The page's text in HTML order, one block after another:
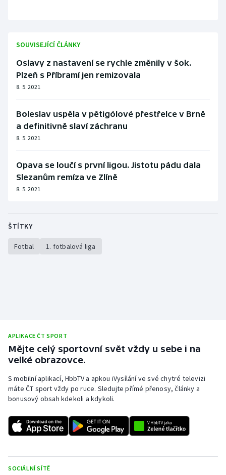
SOUVISEJÍCÍ ČLÁNKY
Oslavy z nastavení se rychle změnily v šok.
Plzeň s Příbramí jen remizovala
8. 5. 2021
Boleslav uspěla v pětigólové přestřelce v Brně
a definitivně slaví záchranu
8. 5. 2021
Opava se loučí s první ligou. Jistotu pádu dala
Slezanům remíza ve Zlíně
8. 5. 2021
ŠTÍTKY
Fotbal 1. fotbalová liga
APLIKACE ČT SPORT
Mějte celý sportovní svět vždy u sebe i na
velké obrazovce.
S mobilní aplikací, HbbTV a apkou iVysílání ve své chytré televizi
máte ČT sport vždy po ruce. Sledujte přímé přenosy, články a
bonusový obsah kdekoli a kdykoli.
SOCIÁLNÍ SÍTĚ